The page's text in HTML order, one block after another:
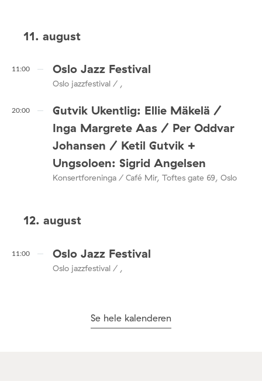
11. august
11:00 Oslo Jazz Festival
Oslo jazzfestival / ,
20:00
Gutvik Ukentlig: Ellie Mäkelä /
Inga Margrete Aas / Per Oddvar
Johansen / Ketil Gutvik +
Ungsoloen: Sigrid Angelsen
Konsertforeninga / Café Mir, Toftes gate 69, Oslo
12. august
11:00 Oslo Jazz Festival
Oslo jazzfestival / ,
Se hele kalenderen